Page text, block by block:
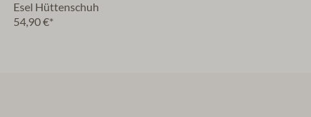
Esel Hüttenschuh
54,90 €*